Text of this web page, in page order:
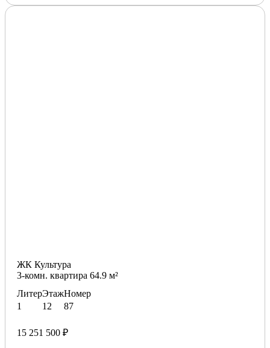
ЖК Культура
3-комн. квартира 64.9 м²
Литер
1
Этаж
12
Номер
87
15 251 500 ₽